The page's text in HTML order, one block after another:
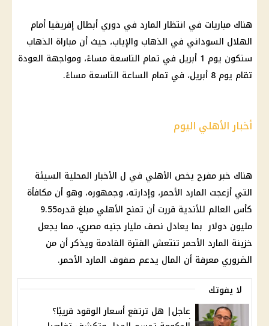
هناك مباريات في انتظار المارد في دوري أبطال إفريقيا أمام
الهلال السوداني في الذهاب والإياب، حيث أن مباراة الذهاب
ستكون يوم 1 أبريل في تمام التاسعة مساءً، ومواجهة العودة
تقام يوم 8 أبريل، في تمام الساعة التاسعة مساءً.
أخبار الأهلي اليوم
هناك خبر مفرح يخص الأهلي في ل الأخبار المحلية السيئة
التي أزعجت المارد الأحمر، وإدارته، وجمهوره، وهو أن مكافأة
كأس العالم للأندية قررت أن تمنح الأهلي مبلغ قدره9.55
مليون دولار بما يعادل نصف مليار جنيه مصري، مما يجعل
خزينة المارد الأحمر تنتعش الفترة القادمة ويذكر أن من
الضروري معرفة أن المال يدعم صفوف المارد الأحمر.
لا يفوتك
عاجل| هل ترتفع أسعار الوقود قريبًا؟